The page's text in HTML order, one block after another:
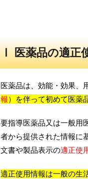
Ⅰ 医薬品の適正
医薬品は、効能・効果、
報）を伴って初めて医薬
要指導医薬品又は一般用
者から提供された情報に
文書や製品表示の適正使
適正使用情報は一般の生